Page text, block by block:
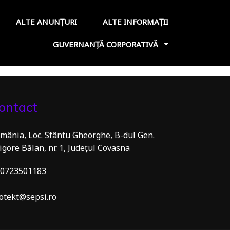
ALTE ANUNȚURI ALTE INFORMAȚII
GUVERNANȚĂ CORPORATIVĂ
Loc. Sfântu Gheorghe, B-dul Gen.
Bălan, nr. 1, Județul Covasna